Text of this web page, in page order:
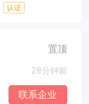
认证
置顶
28分钟前
联系企业